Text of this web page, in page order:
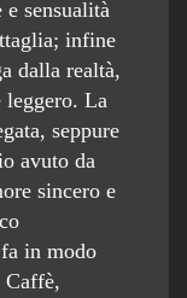
sensualità
infine
dalla realtà,
leggero. La
seppure
avuto da
sincero e
in modo
Caffè,